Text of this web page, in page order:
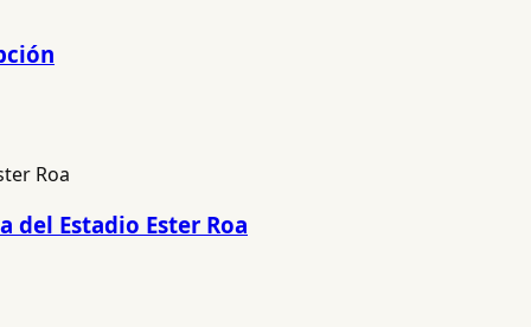
del Estadio Ester Roa